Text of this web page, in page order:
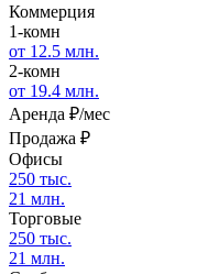
Коммерция
1-комн
от 12.5 млн.
2-комн
от 19.4 млн.
Аренда ₽/мес
Продажа ₽
Офисы
250 тыс.
21 млн.
Торговые
250 тыс.
21 млн.